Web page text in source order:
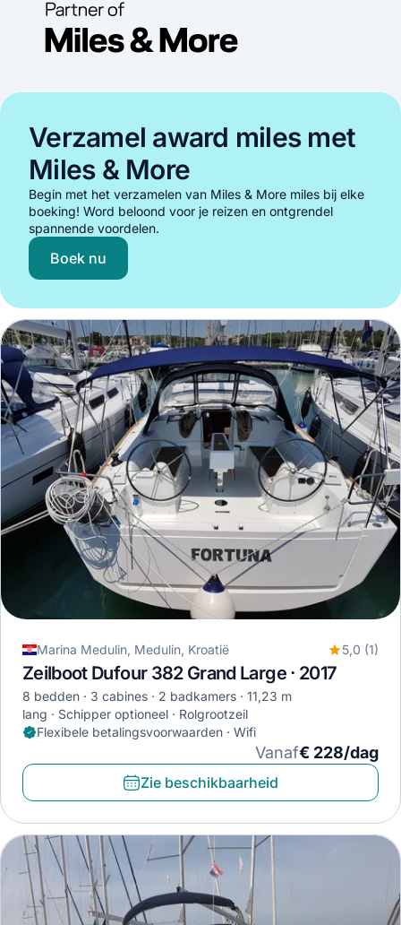
Verzamel award miles met
Miles & More
Begin met het verzamelen van Miles & More miles bij elke
boeking! Word beloond voor je reizen en ontgrendel
spannende voordelen.
Boek nu
Marina Medulin, Medulin, Kroatië 5,0 (1)
Zeilboot Dufour 382 Grand Large · 2017
8 bedden 3 cabines 2 badkamers
11,23 m
lang
Schipper optioneel
Rolgrootzeil
Flexibele betalingsvoorwaarden · Wifi
Vanaf€ 228/dag
Zie beschikbaarheid